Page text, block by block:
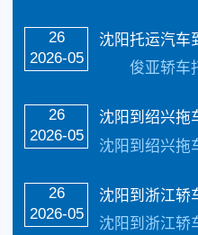
26
2026-05
沈阳托运汽车
26
2026-05
沈阳到绍兴拖
26
2026-05
沈阳到浙江轿